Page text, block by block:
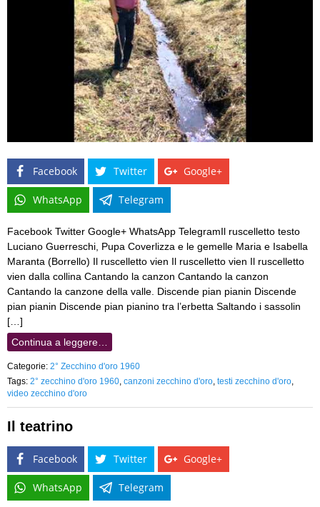
Facebook Twitter Google+
WhatsApp Telegram
Facebook Twitter Google+ WhatsApp TelegramIl ruscelletto testo
Luciano Guerreschi, Pupa Coverlizza e le gemelle Maria e Isabella
Maranta (Borrello) Il ruscelletto vien Il ruscelletto vien Il ruscelletto
vien dalla collina Cantando la canzon Cantando la canzon
Cantando la canzone della valle. Discende pian pianin Discende
pian pianin Discende pian pianino tra l’erbetta Saltando i sassolin
[…]
Continua a leggere…
Categorie: 2° Zecchino d'oro 1960
Tags: 2° zecchino d'oro 1960 canzoni zecchino d'oro testi zecchino d'oro
video zecchino d'oro
Il teatrino
Facebook Twitter Google+
WhatsApp Telegram